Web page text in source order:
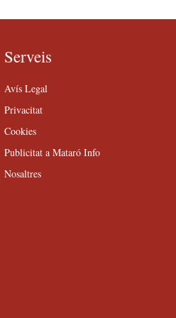
Serveis
Avís Legal
Privacitat
Cookies
Publicitat a Mataró Info
Nosaltres